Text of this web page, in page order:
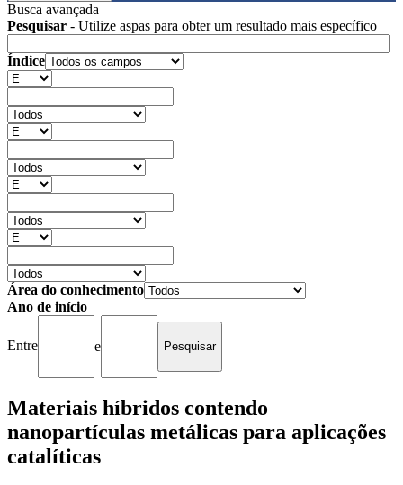
Busca avançada
Pesquisar - Utilize aspas para obter um resultado mais específico
Índice
Área do conhecimento
Ano de início
Entre e
Materiais híbridos contendo
nanopartículas metálicas para aplicações
catalíticas